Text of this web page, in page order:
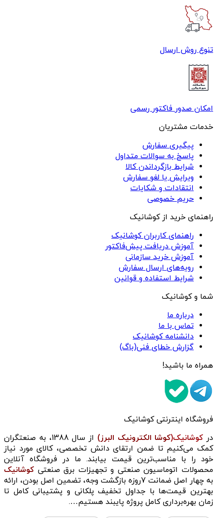
تنوع روش ارسال
امکان صدور فاکتور رسمی
خدمات مشتریان
پیگیری سفارش
پاسخ به سوالات متداول
شرایط بازگرداندن کالا
ویرایش یا لغو سفارش
انتقادات و شکایات
حریم خصوصی
راهنمای خرید از کوشانیک
راهنمای کاربران کوشانیک
آموزش دریافت پیش‌فاکتور
آموزش خرید سازمانی
رویه‌های ارسال سفارش
شرایط استفاده و قوانین
شما و کوشانیک
درباره ما
تماس با ما
دانشنامه کوشانیک
گزارش خطای فنی(باگ)
همراه ما باشید!
فروشگاه اینترنتی کوشانیک
در کوشانیک(کوشا الکترونیک البرز)
از سال 1388، به صنعتگران
کمک می‌کنیم تا ضمن ارتقای دانش تخصصی، کالای مورد نیاز
خود را با مناسب‌ترین قیمت بیابند. ما در فروشگاه آنلاین
محصولات اتوماسیون صنعتی و تجهیزات برق صنعتی کوشانیک
به چهار اصل ضمانت 7روزه بازگشت وجه، تضمین اصل بودن، ارائه
بهترین قیمت‌ها با جداول تخفیف پلکانی و پشتیبانی کامل تا
زمان بهره‌برداری کامل پروژه پایبند هستیم….